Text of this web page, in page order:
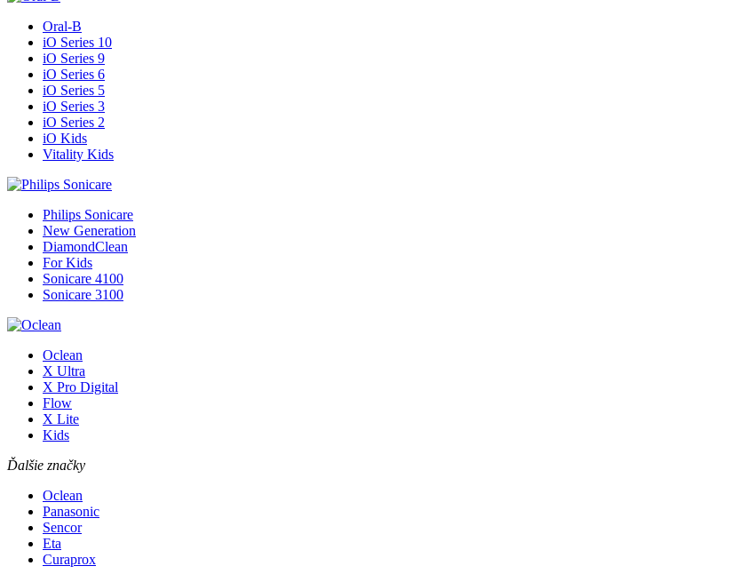
Oral-B
iO Series 10
iO Series 9
iO Series 6
iO Series 5
iO Series 3
iO Series 2
iO Kids
Vitality Kids
Philips Sonicare
New Generation
DiamondClean
For Kids
Sonicare 4100
Sonicare 3100
Oclean
X Ultra
X Pro Digital
Flow
X Lite
Kids
Ďalšie značky
Oclean
Panasonic
Sencor
Eta
Curaprox